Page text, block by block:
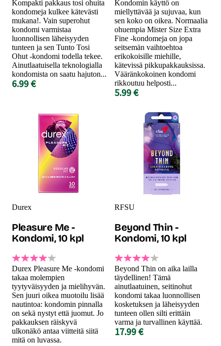
Kompakti pakkaus tosi ohuita
kondomeja kulkee kätevästi
mukana!. Vain superohut
kondomi varmistaa
luonnollisen läheisyyden
tunteen ja sen Tunto Tosi
Ohut -kondomi todella tekee.
Ainutlaatuisella teknologialla
kondomista on saatu hajuton...
6.99 €
Kondomin käyttö on
miellyttävää ja sujuvaa, kun
sen koko on oikea. Normaalia
ohuempia Mister Size Extra
Fine -kondomeja on jopa
seitsemän vaihtoehtoa
erikokoisille miehille,
kätevissä pikkupakkauksissa.
Vääränkokoinen kondomi
rikkoutuu helposti...
5.99 €
Durex
Pleasure Me -
Kondomi, 10 kpl
Durex Pleasure Me -kondomi
takaa molempien
tyytyväisyyden ja mielihyvän.
Sen juuri oikea muotoilu lisää
nautintoa: kondomin pinnalla
on sekä nystyt että juomut. Jo
pakkauksen räiskyvä
ulkonäkö antaa viitteitä siitä
mitä on luvassa.
RFSU
Beyond Thin -
Kondomi, 10 kpl
Beyond Thin on aika lailla
täydellinen! Tämä
ainutlaatuinen, seitinohut
kondomi takaa luonnollisen
kosketuksen ja läheisyyden
tunteen ollen silti erittäin
varma ja turvallinen käyttää.
17.99 €